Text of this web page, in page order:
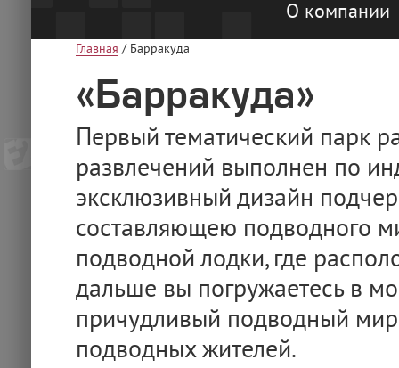
О компании
Главная / Барракуда
«Барракуда»
Первый тематический парк
развлечений выполнен по
эксклюзивный дизайн
составляющею подводного
подводной лодки, где
дальше вы погружаетесь в
причудливый подводный
подводных жителей.